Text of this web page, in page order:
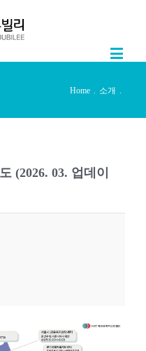
Home 소개
(2026. 03. 업데이